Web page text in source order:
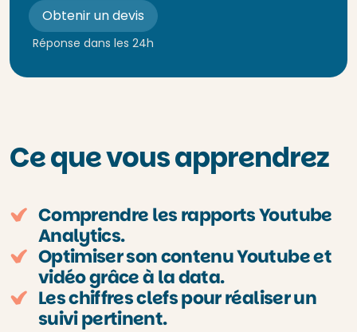
Obtenir un devis
Réponse dans les 24h
Ce que vous apprendrez
Comprendre les rapports Youtube
Analytics.
Optimiser son contenu Youtube et
vidéo grâce à la data.
Les chiffres clefs pour réaliser un
suivi pertinent.